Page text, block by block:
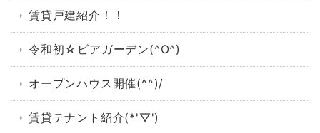
賃貸戸建紹介！！
令和初☆ビアガーデン(^O^)
オープンハウス開催(^^)/
賃貸テナント紹介(*'▽')